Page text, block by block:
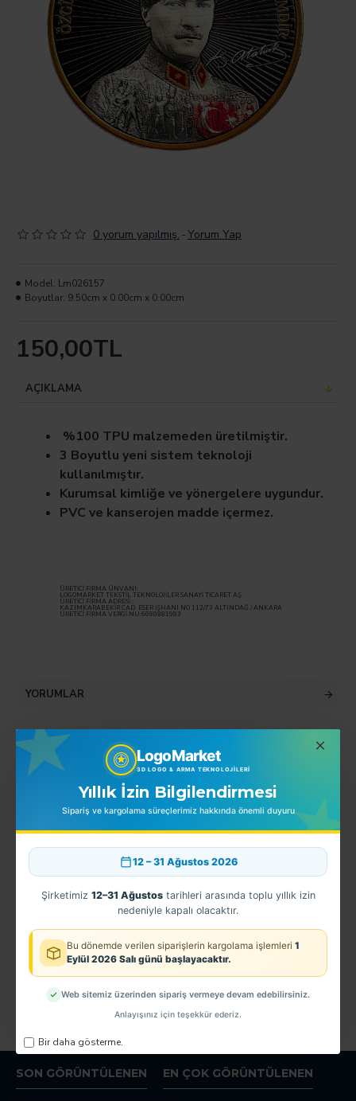
LogoMarket
3D LOGO & ARMA TEKNOLOJILERI
Yıllık İzin Bilgilendirmesi
Sipariş ve kargolama süreçlerimiz hakkında önemli duyuru
12 – 31 Ağustos 2026
Şirketimiz 12–31 Ağustostarihleri arasında toplu yıllık izin
nedeniyle kapalı olacaktır.
Bu dönemde verilen siparişlerin kargolama işlemleri 1
Eylül 2026 Salı günü başlayacaktır.
Web sitemiz üzerinden sipariş vermeye devam edebilirsiniz.
Anlayışınız için teşekkür ederiz.
Bir daha gösterme.
0 yorum yapılmış. -Yorum Yap
150,00TL
Model: Lm026157
Boyutlar: 9.50cm x 0.00cm x 0.00cm
AÇIKLAMA
%100 TPU malzemeden üretilmiştir.
3 Boyutlu yeni sistem teknoloji
kullanılmıştır.
Kurumsal kimliğe ve yönergelere uygundur.
PVC ve kanserojen madde içermez.
ÜRETİCİ FİRMA ÜNVANI:
LOGOMARKET TEKSTİL TEKNOLOJİLER SANAYİ TİCARET AŞ
ÜRETİCİ FİRMA ADRESİ :
KAZIMKARABEKİR CAD. ESER İŞHANI NO 112/73 ALTINDAĞ / ANKARA
ÜRETİCİ FİRMA VERGİ NU:6090881983
YORUMLAR
EN ÇOK SATINLANLAR
GERİSİ TEFERRUAT
100,00TL
3D MEB ARMASI
150,00TL
SON GÖRÜNTÜLENEN EN ÇOK GÖRÜNTÜLENEN